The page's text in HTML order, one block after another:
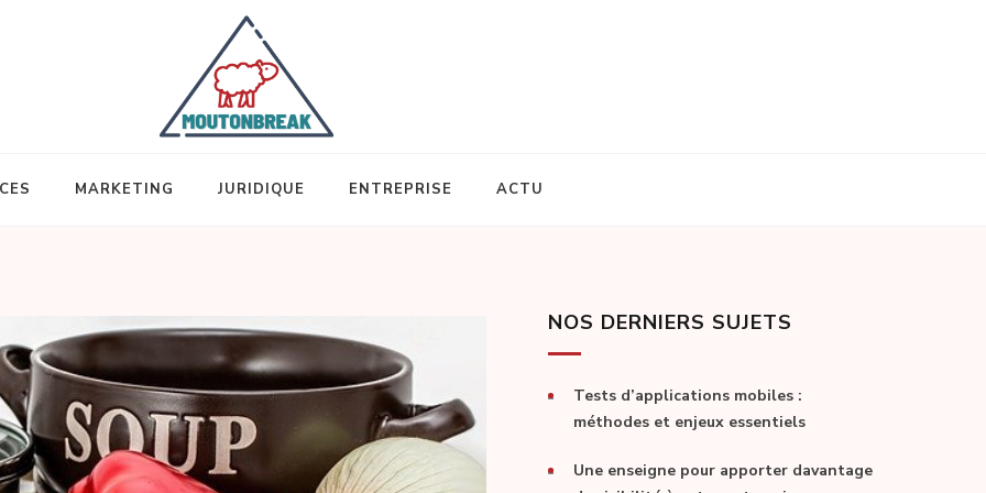
MARKETING JURIDIQUE ENTREPRISE ACTU
NOS DERNIERS SUJETS
Tests d’applications mobiles :
méthodes et enjeux essentiels
Une enseigne pour apporter davantage